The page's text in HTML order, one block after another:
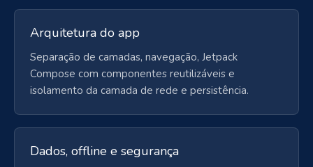
Arquitetura do app
Separação de camadas, navegação, Jetpack
Compose com componentes reutilizáveis e
isolamento da camada de rede e persistência.
Dados, offline e segurança